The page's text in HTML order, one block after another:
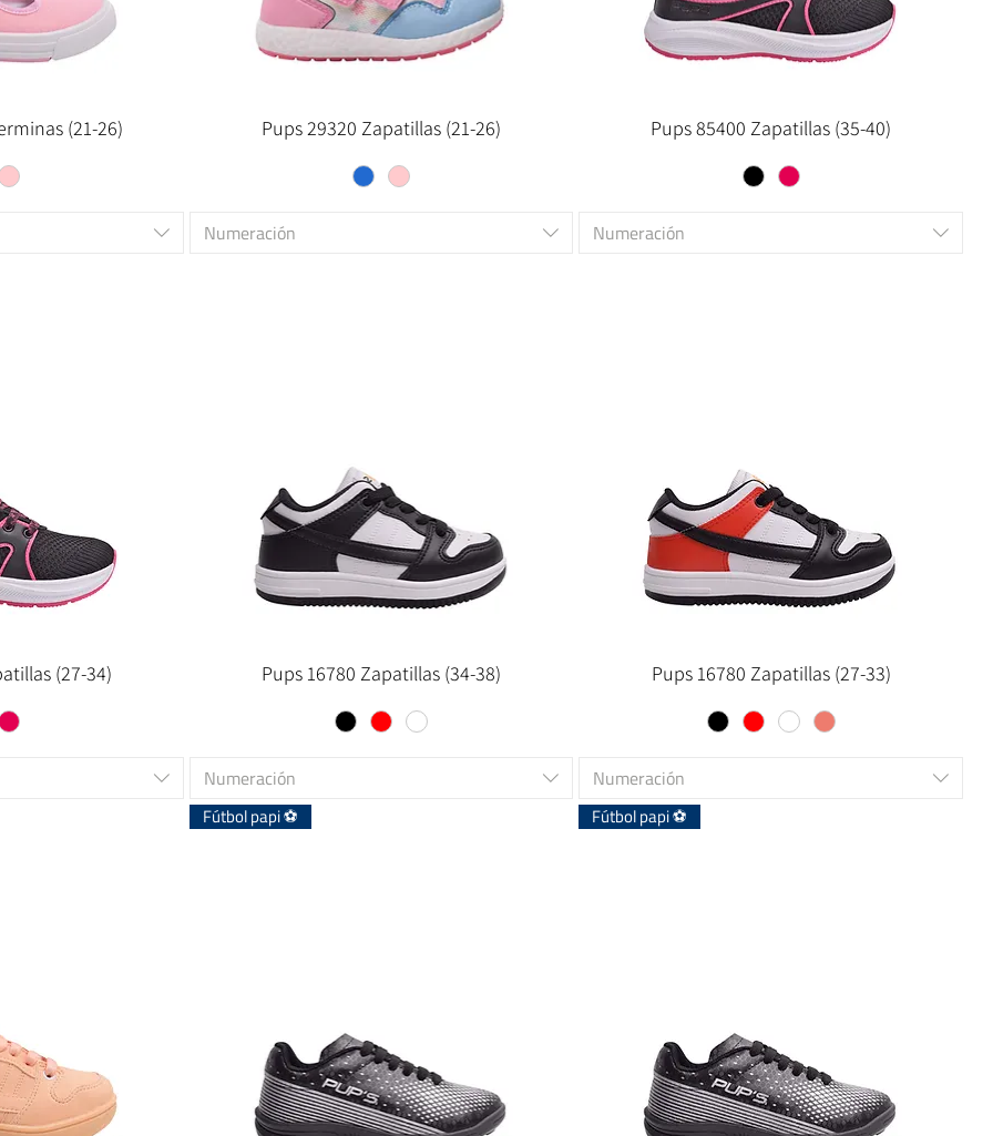
(21-26) Pups 29320 Zapatillas (21-26)
Numeración
Pups 85400 Zapatillas (35-40)
Numeración
(27-34) Pups 16780 Zapatillas (34-38)
Numeración
Pups 16780 Zapatillas (27-33)
Numeración
Fútbol papi ⚽ Fútbol papi ⚽